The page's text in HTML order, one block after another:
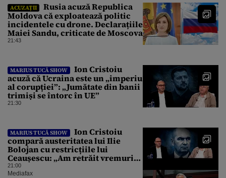
ACUZAȚII
Rusia acuză Republica
Moldova că exploatează politic
incidentele cu drone. Declarațiile
Maiei Sandu, criticate de Moscova
21:43
MARIUS TUCĂ SHOW
Ion Cristoiu
acuză că Ucraina este un „imperiu
al corupției”: „Jumătate din banii
trimiși se întorc în UE”
21:30
MARIUS TUCĂ SHOW
Ion Cristoiu
compară austeritatea lui Ilie
Bolojan cu restricțiile lui
Ceaușescu: „Am retrăit vremurile
tinereții”
21:00
Mediafax